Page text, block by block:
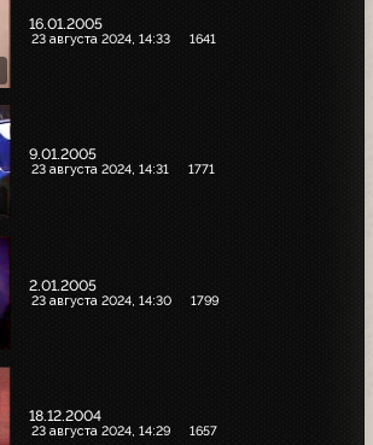
16.01.2005
23 августа 2024, 14:33 1641
9.01.2005
23 августа 2024, 14:31 1771
2.01.2005
23 августа 2024, 14:30 1799
18.12.2004
23 августа 2024, 14:29 1657